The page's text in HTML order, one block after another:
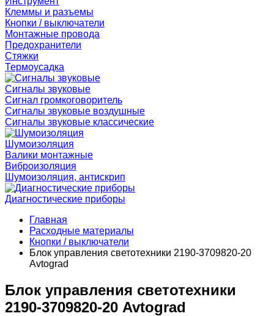
Клеммы и разъемы
Кнопки / выключатели
Монтажные провода
Предохранители
Стяжки
Термоусадка
Сигналы звуковые
Сигнал громкоговоритель
Сигналы звуковые воздушные
Сигналы звуковые классические
Шумоизоляция
Валики монтажные
Виброизоляция
Шумоизоляция, антискрип
Диагностические приборы
Главная
Расходные материалы
Кнопки / выключатели
Блок управления светотехники 2190-3709820-20
Avtograd
Блок управления светотехники
2190-3709820-20 Avtograd